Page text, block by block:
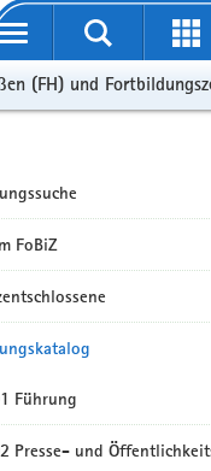
(FH) und
FoBiZ
Führung
Presse- und